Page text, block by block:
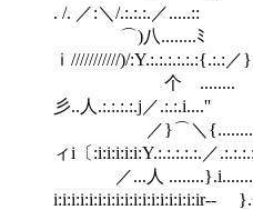
. /. ／:＼/.:.:.:.／.....::
⌒)八........ﾐ
ｉ///////////)/
个 ........ 丶 /
彡..人.:.:.:.:.j／.:.:.i....''
／}⌒＼{............＼.
ィi〔:i:i:i:i:i:Y.:.:.:.:.:.
／...人 ........}.i.......、
i:i:i:i:i:i:i:i:i:i:i:i:i:i:i:i:ir‐‐